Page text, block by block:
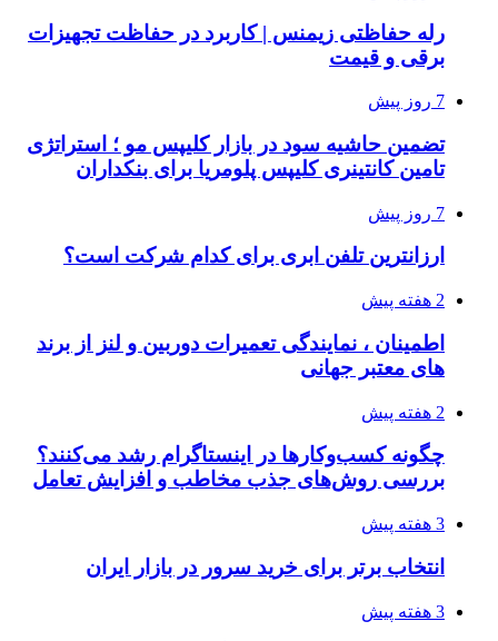
رله حفاظتی زیمنس | کاربرد در حفاظت تجهیزات
برقی و قیمت
7 روز پیش
تضمین حاشیه سود در بازار کلیپس مو ؛ استراتژی
تامین کانتینری کلیپس پلومریا برای بنکداران
7 روز پیش
ارزانترین تلفن ابری برای کدام شرکت است؟
2 هفته پیش
اطمینان ، نمایندگی تعمیرات دوربین و لنز از برند
های معتبر جهانی
2 هفته پیش
چگونه کسب‌وکارها در اینستاگرام رشد می‌کنند؟
بررسی روش‌های جذب مخاطب و افزایش تعامل
3 هفته پیش
انتخاب برتر برای خرید سرور در بازار ایران
3 هفته پیش